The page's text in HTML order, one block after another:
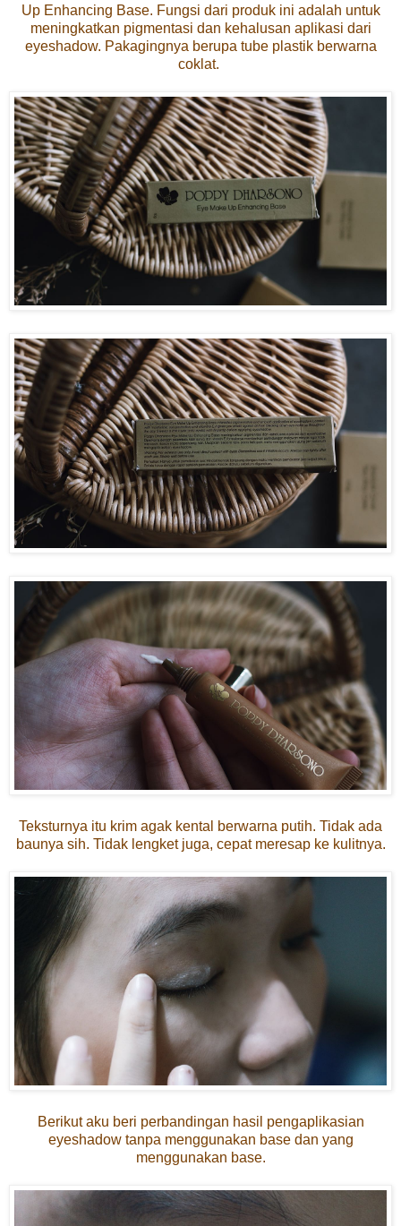
Up Enhancing Base. Fungsi dari produk ini adalah untuk
meningkatkan pigmentasi dan kehalusan aplikasi dari
eyeshadow. Pakagingnya berupa tube plastik berwarna
coklat.
Teksturnya itu krim agak kental berwarna putih. Tidak ada
baunya sih. Tidak lengket juga, cepat meresap ke kulitnya.
Berikut aku beri perbandingan hasil pengaplikasian
eyeshadow tanpa menggunakan base dan yang
menggunakan base.